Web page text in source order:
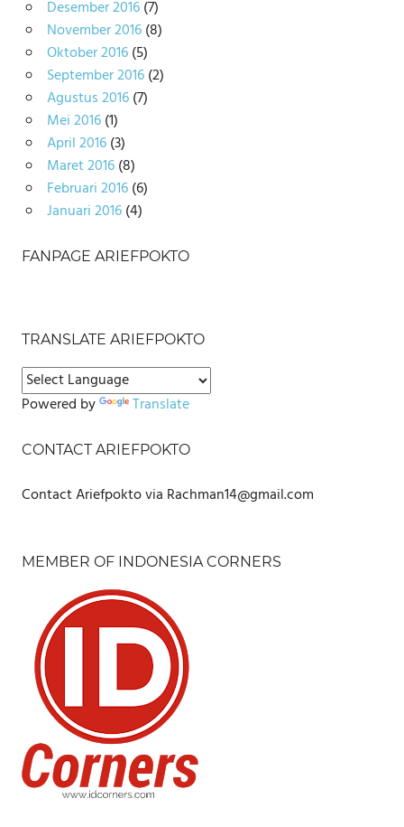
Desember 2016(7)
November 2016(8)
Oktober 2016(5)
September 2016(2)
Agustus 2016(7)
Mei 2016(1)
April 2016(3)
Maret 2016(8)
Februari 2016(6)
Januari 2016(4)
FANPAGE ARIEFPOKTO
TRANSLATE ARIEFPOKTO
Powered by Translate
CONTACT ARIEFPOKTO
Contact Ariefpokto via Rachman14@gmail.com
MEMBER OF INDONESIA CORNERS